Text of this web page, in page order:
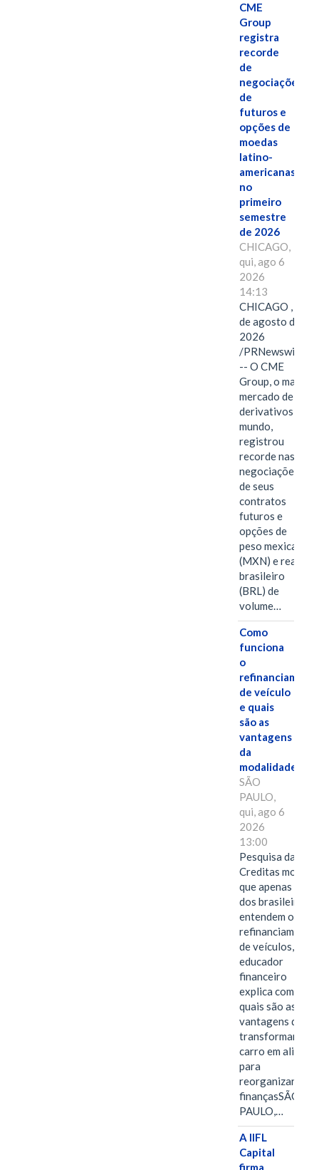
CME
Group
registra
recorde
de
negociações
de
futuros e
opções de
moedas
latino-
americanas
no
primeiro
semestre
de 2026
CHICAGO,
qui, ago 6
2026
14:13
CHICAGO , 6
de agosto de
2026
/PRNewswire/
-- O CME
Group, o maior
mercado de
derivativos do
mundo,
registrou
recorde nas
negociações
de seus
contratos
futuros e
opções de
peso mexicano
(MXN) e real
brasileiro
(BRL) de
volume…
Como
funciona
o
de veículo
e quais
são as
vantagens
da
modalidade?
SÃO
PAULO,
qui, ago 6
2026
13:00
Pesquisa da
Creditas mostra
que apenas 28%
dos brasileiros
entendem o
refinanciamento
de veículos,
educador
financeiro
explica como e
quais são as
vantagens de
transformar o
carro em aliado
para
reorganizar as
finançasSÃO
PAULO,…
A IIFL
Capital
firma